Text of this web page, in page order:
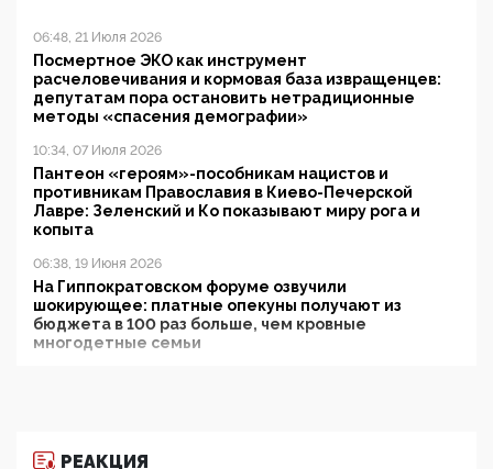
06:48, 21 Июля 2026
Посмертное ЭКО как инструмент
расчеловечивания и кормовая база извращенцев:
депутатам пора остановить нетрадиционные
методы «спасения демографии»
10:34, 07 Июля 2026
Пантеон «героям»-пособникам нацистов и
противникам Православия в Киево-Печерской
Лавре: Зеленский и Ко показывают миру рога и
копыта
06:38, 19 Июня 2026
На Гиппократовском форуме озвучили
шокирующее: платные опекуны получают из
бюджета в 100 раз больше, чем кровные
многодетные семьи
РЕАКЦИЯ